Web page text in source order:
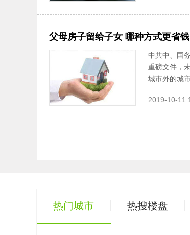
父母房子留给子女 哪种方式更省钱
中共中、国
重磅文件，
城市外的城
2019-10-11
热门城市 热搜楼盘